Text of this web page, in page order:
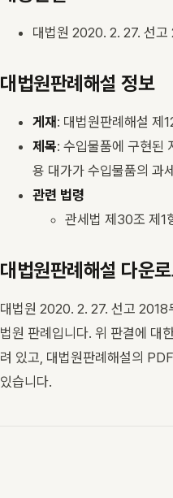
대법원 2020. 2. 27. 선
대법원판례해설 정보
게재 : 대법원판례해설
제목: 수입물품에 구현된
용 대가가 수입물품의 과
관련 법령
관세법 제30조 제1
대법원판례해설 다운
대법원 2020. 2. 27. 선고 2018
법원 판례입니다. 위 판결에
려 있고, 대법원판례해설의
있습니다.